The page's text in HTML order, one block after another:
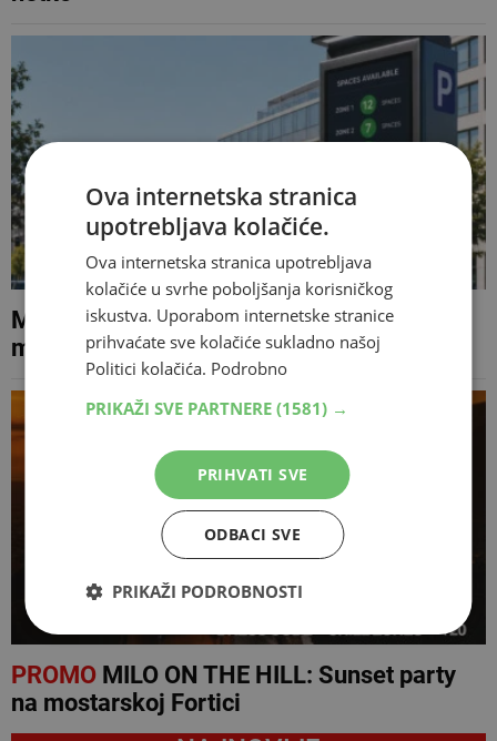
Mostar dobiva Smart Parking: Slobodna
mjesta vidjet će se u aplikaciji
PROMOMILO ON THE HILL: Sunset party
na mostarskoj Fortici
Ova internetska stranica
upotrebljava kolačiće.
Ova internetska stranica upotrebljava
kolačiće u svrhe poboljšanja korisničkog
iskustva. Uporabom internetske stranice
prihvaćate sve kolačiće sukladno našoj
Politici kolačića. Podrobno
PRIKAŽI SVE PARTNERE (1581) →
PRIHVATI SVE
ODBACI SVE
PRIKAŽI PODROBNOSTI